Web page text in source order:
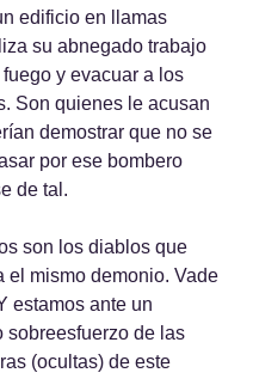
edificio en llamas
su abnegado trabajo
y evacuar a los
Son quienes le acusan
demostrar que no se
por ese bombero
de tal.
son los diablos que
el mismo demonio. Vade
estamos ante un
sobreesfuerzo de las
(ocultas) de este